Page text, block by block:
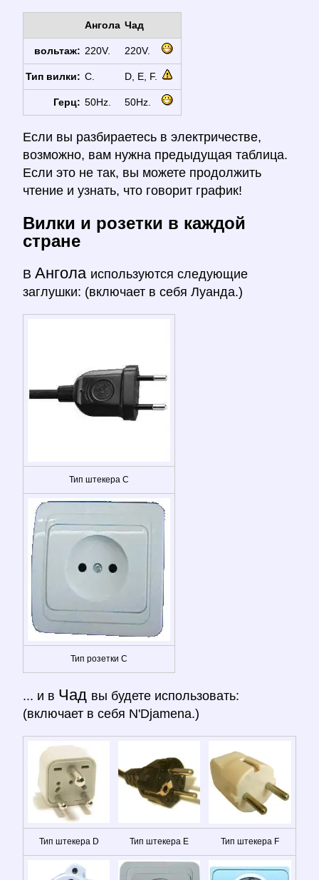
Ангола Чад
вольтаж: 220V. 220V.
Тип вилки: C. D, E, F.
Герц: 50Hz. 50Hz.
Если вы разбираетесь в электричестве,
возможно, вам нужна предыдущая таблица.
Если это не так, вы можете продолжить
чтение и узнать, что говорит график!
Вилки и розетки в каждой
стране
В Ангола используются следующие
заглушки: (включает в себя Луанда.)
Тип штекера C
Тип розетки C
... и в Чад вы будете использовать:
(включает в себя N'Djamena.)
Тип штекера D Тип штекера E Тип штекера F